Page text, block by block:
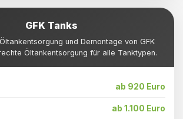
GFK Tanks
und Demontage von GFK
Öltankentsorgung für alle Tanktypen.
ab 920 Euro
ab 1.100 Euro